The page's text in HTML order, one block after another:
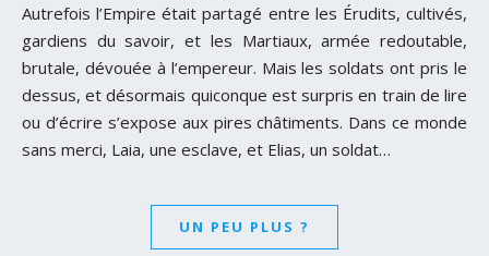
Autrefois l’Empire était partagé entre les Érudits, cultivés,
gardiens du savoir, et les Martiaux, armée redoutable,
brutale, dévouée à l’empereur. Mais les soldats ont pris le
dessus, et désormais quiconque est surpris en train de lire
ou d’écrire s’expose aux pires châtiments. Dans ce monde
sans merci, Laia, une esclave, et Elias, un soldat…
UN PEU PLUS ?